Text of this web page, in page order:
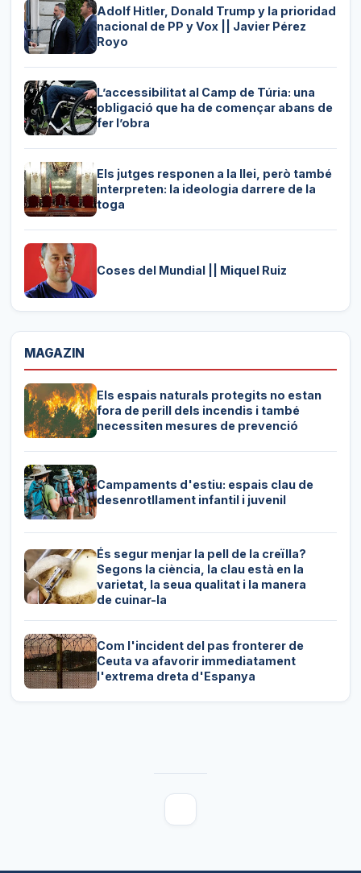
Adolf Hitler, Donald Trump y la prioridad
nacional de PP y Vox || Javier Pérez
Royo
L’accessibilitat al Camp de Túria: una
obligació que ha de començar abans de
fer l’obra
Els jutges responen a la llei, però també
interpreten: la ideologia darrere de la
toga
Coses del Mundial || Miquel Ruiz
MAGAZIN
Els espais naturals protegits no estan
fora de perill dels incendis i també
necessiten mesures de prevenció
Campaments d'estiu: espais clau de
desenrotllament infantil i juvenil
És segur menjar la pell de la creïlla?
Segons la ciència, la clau està en la
varietat, la seua qualitat i la manera
de cuinar-la
Com l'incident del pas fronterer de
Ceuta va afavorir immediatament
l'extrema dreta d'Espanya